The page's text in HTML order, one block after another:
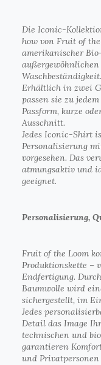
Die Iconic-
how von Fruit of
amerikanischer
Waschbeständigkeit.
Erhältlich in zwei
passen sie zu
Passform, kurze
Ausschnitt.
Jedes Iconic-Shirt
Personalisierung
vorgesehen. Das
atmungsaktiv und
geeignet.
Personalisierung,
Fruit of the Loom
Produktionskette –
Endfertigung.
Baumwolle wird
sichergestellt, im
Jedes
Detail das Image
technischen und
garantieren
und